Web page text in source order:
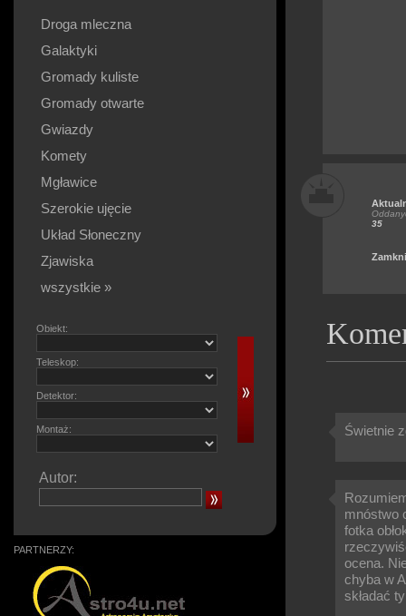
Droga mleczna
Galaktyki
Gromady kuliste
Gromady otwarte
Gwiazdy
Komety
Mgławice
Szerokie ujęcie
Układ Słoneczny
Zjawiska
wszystkie »
Obiekt:
Teleskop:
Detektor:
Montaż:
Autor:
PARTNERZY:
35
Świetnie
mnóstwo
fotka
ocena.
chyba w
składać